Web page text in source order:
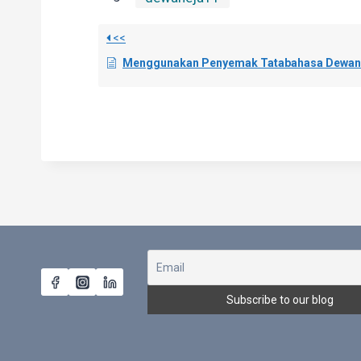
<<
Menggunakan Penyemak Tatabahasa DewanEja11 dalam MS Word